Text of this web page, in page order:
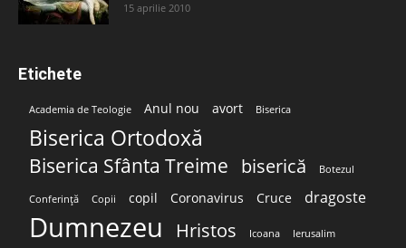
15 aprilie 2010
Etichete
Academia de Teologie Anul nou avort Biserica
Biserica Ortodoxă
Biserica Sfânta Treime biserică Botezul
Conferință Copii copil Coronavirus Cruce dragoste
Dumnezeu Hristos Icoana Ierusalim